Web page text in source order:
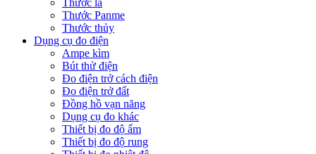
Thước Panme
Thước thủy
Dụng cụ đo điện
Ampe kìm
Bút thử điện
Đo điện trở cách điện
Đo điện trở đất
Đồng hồ vạn năng
Dụng cụ đo khác
Thiết bị đo độ ẩm
Thiết bị đo độ rung